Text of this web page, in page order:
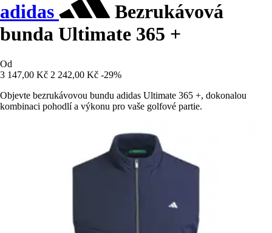
adidas
Bezrukávová
bunda Ultimate 365 +
Od
3 147,00 Kč 2 242,00 Kč -29%
Objevte bezrukávovou bundu adidas Ultimate 365 +, dokonalou
kombinaci pohodlí a výkonu pro vaše golfové partie.